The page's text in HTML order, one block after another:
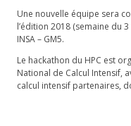
Une nouvelle équipe sera
l’édition 2018 (semaine du
INSA – GM5.
Le hackathon du HPC est
National de Calcul Intensif,
calcul intensif partenaires,